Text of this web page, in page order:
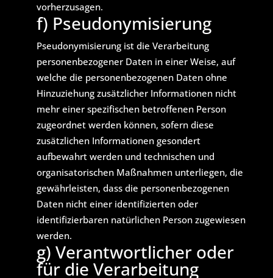
vorherzusagen.
f) Pseudonymisierung
Pseudonymisierung ist die Verarbeitung
personenbezogener Daten in einer Weise, auf
welche die personenbezogenen Daten ohne
Hinzuziehung zusätzlicher Informationen nicht
mehr einer spezifischen betroffenen Person
zugeordnet werden können, sofern diese
zusätzlichen Informationen gesondert
aufbewahrt werden und technischen und
organisatorischen Maßnahmen unterliegen, die
gewährleisten, dass die personenbezogenen
Daten nicht einer identifizierten oder
identifizierbaren natürlichen Person zugewiesen
werden.
g) Verantwortlicher oder
für die Verarbeitung